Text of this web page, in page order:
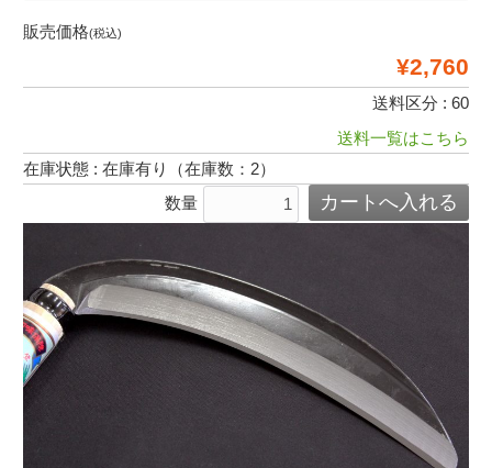
販売価格(税込)
¥2,760
送料区分 : 60
送料一覧はこちら
在庫状態 : 在庫有り（在庫数：2）
数量